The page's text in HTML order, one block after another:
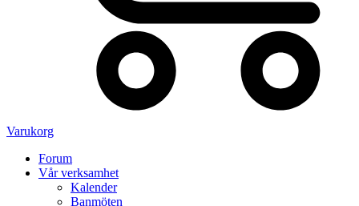
Varukorg
Forum
Vår verksamhet
Kalender
Banmöten